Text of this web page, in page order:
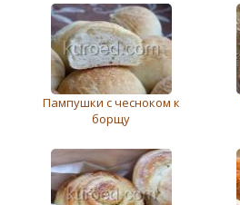
Пампушки с чесноком к
борщу